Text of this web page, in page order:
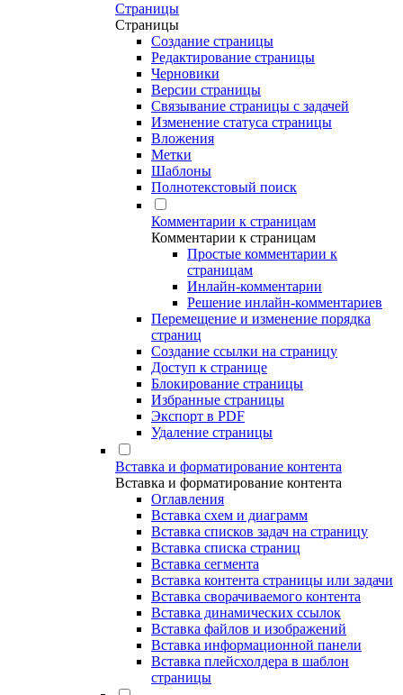
Страницы
Страницы
Создание страницы
Редактирование страницы
Черновики
Версии страницы
Связывание страницы с задачей
Изменение статуса страницы
Вложения
Метки
Шаблоны
Полнотекстовый поиск
Комментарии к страницам
Комментарии к страницам
Простые комментарии к
страницам
Инлайн-комментарии
Решение инлайн-комментариев
Перемещение и изменение порядка
страниц
Создание ссылки на страницу
Доступ к странице
Блокирование страницы
Избранные страницы
Экспорт в PDF
Удаление страницы
Вставка и форматирование контента
Вставка и форматирование контента
Оглавления
Вставка схем и диаграмм
Вставка списков задач на страницу
Вставка списка страниц
Вставка сегмента
Вставка контента страницы или задачи
Вставка сворачиваемого контента
Вставка динамических ссылок
Вставка файлов и изображений
Вставка информационной панели
Вставка плейсхолдера в шаблон
страницы